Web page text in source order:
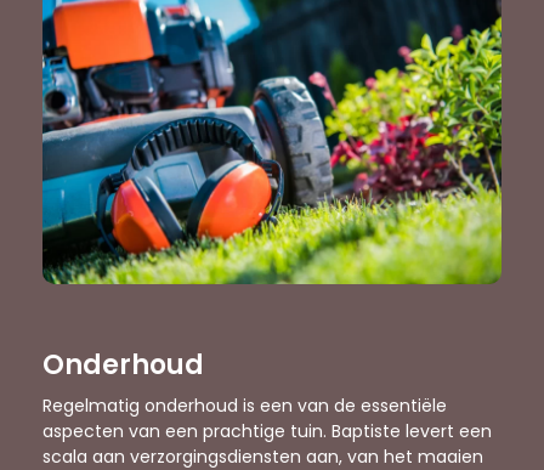
Onderhoud
Regelmatig onderhoud is een van de essentiële
aspecten van een prachtige tuin. Baptiste levert een
scala aan verzorgingsdiensten aan, van het maaien